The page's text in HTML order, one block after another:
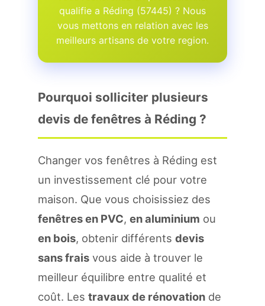
qualifie a Réding (57445) ? Nous
vous mettons en relation avec les
meilleurs artisans de votre region.
Pourquoi solliciter plusieurs
devis de fenêtres à Réding ?
Changer vos fenêtres à Réding est
un investissement clé pour votre
maison. Que vous choisissiez des
fenêtres en PVC, en aluminium ou
en bois, obtenir différents devis
sans frais vous aide à trouver le
meilleur équilibre entre qualité et
coût. Les travaux de rénovation de